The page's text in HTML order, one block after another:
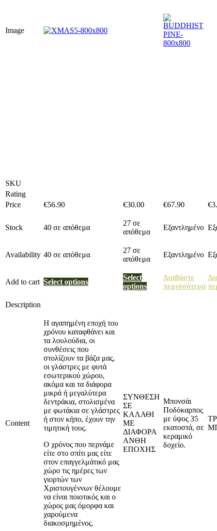
Image
SKU
Rating
Price
€56.90 €30.00 €67.90 €
Stock 40 σε απόθεμα
27 σε
απόθεμα
Εξαντλημένο
Availability 40 σε απόθεμα
27 σε
απόθεμα
Εξαντλημένο
Add to cart Select options
Select
options
Διαβάστε
περισσότερα
Description
Content
Η αγαπημένη εποχή του
χρόνου καταφθάνει και
τα λουλούδια, οι
συνθέσεις που
στολίζουν τα βάζα μας,
οι γλάστρες με φυτά
εσωτερικού χώρου,
ακόμα και τα διάφορα
μικρά ή μεγαλύτερα
δεντράκια, στολισμένα
με φωτάκια σε γλάστρες
ή στον κήπο, έχουν την
τιμητική τους.
Ο χρόνος που περνάμε
είτε στο σπίτι μας είτε
στον επαγγελμάτικό μας
χώρο τις ημέρες των
γιορτών των
Χριστουγέννων θέλουμε
να είναι ποιοτικός και ο
χώρος μας όμορφα και
χαρούμενα
διακοσμημένος.
ΣΥΝΘΕΣΗ
ΣΕ
ΚΑΛΑΘΙ
ΜΕ
ΔΙΑΦΟΡΑ
ΑΝΘΗ
ΕΠΟΧΗΣ
Μπονσάι
Ποδόκαρπος
με ύψος 35
εκατοστά, σε
κεραμικό
δοχείο.